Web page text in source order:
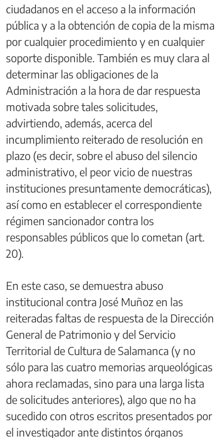
ciudadanos en el acceso a la información
pública y a la obtención de copia de la misma
por cualquier procedimiento y en cualquier
soporte disponible. También es muy clara al
determinar las obligaciones de la
Administración a la hora de dar respuesta
motivada sobre tales solicitudes,
advirtiendo, además, acerca del
incumplimiento reiterado de resolución en
plazo (es decir, sobre el abuso del silencio
administrativo, el peor vicio de nuestras
instituciones presuntamente democráticas),
así como en establecer el correspondiente
régimen sancionador contra los
responsables públicos que lo cometan (art.
20).
En este caso, se demuestra abuso
institucional contra José Muñoz en las
reiteradas faltas de respuesta de la Dirección
General de Patrimonio y del Servicio
Territorial de Cultura de Salamanca (y no
sólo para las cuatro memorias arqueológicas
ahora reclamadas, sino para una larga lista
de solicitudes anteriores), algo que no ha
sucedido con otros escritos presentados por
el investigador ante distintos órganos